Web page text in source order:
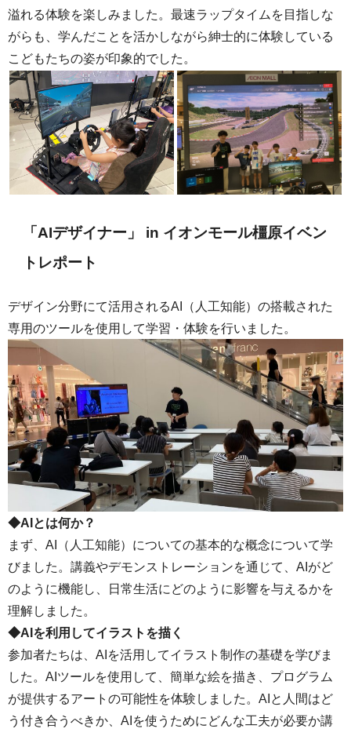
溢れる体験を楽しみました。最速ラップタイムを目指しな
がらも、学んだことを活かしながら紳士的に体験している
こどもたちの姿が印象的でした。
「AIデザイナー」 in イオンモール橿原イベン
トレポート
デザイン分野にて活用されるAI（人工知能）の搭載された
専用のツールを使用して学習・体験を行いました。
◆AIとは何か？
まず、AI（人工知能）についての基本的な概念について学
びました。講義やデモンストレーションを通じて、AIがど
のように機能し、日常生活にどのように影響を与えるかを
理解しました。
◆AIを利用してイラストを描く
参加者たちは、AIを活用してイラスト制作の基礎を学びま
した。AIツールを使用して、簡単な絵を描き、プログラム
が提供するアートの可能性を体験しました。AIと人間はど
う付き合うべきか、AIを使うためにどんな工夫が必要か講